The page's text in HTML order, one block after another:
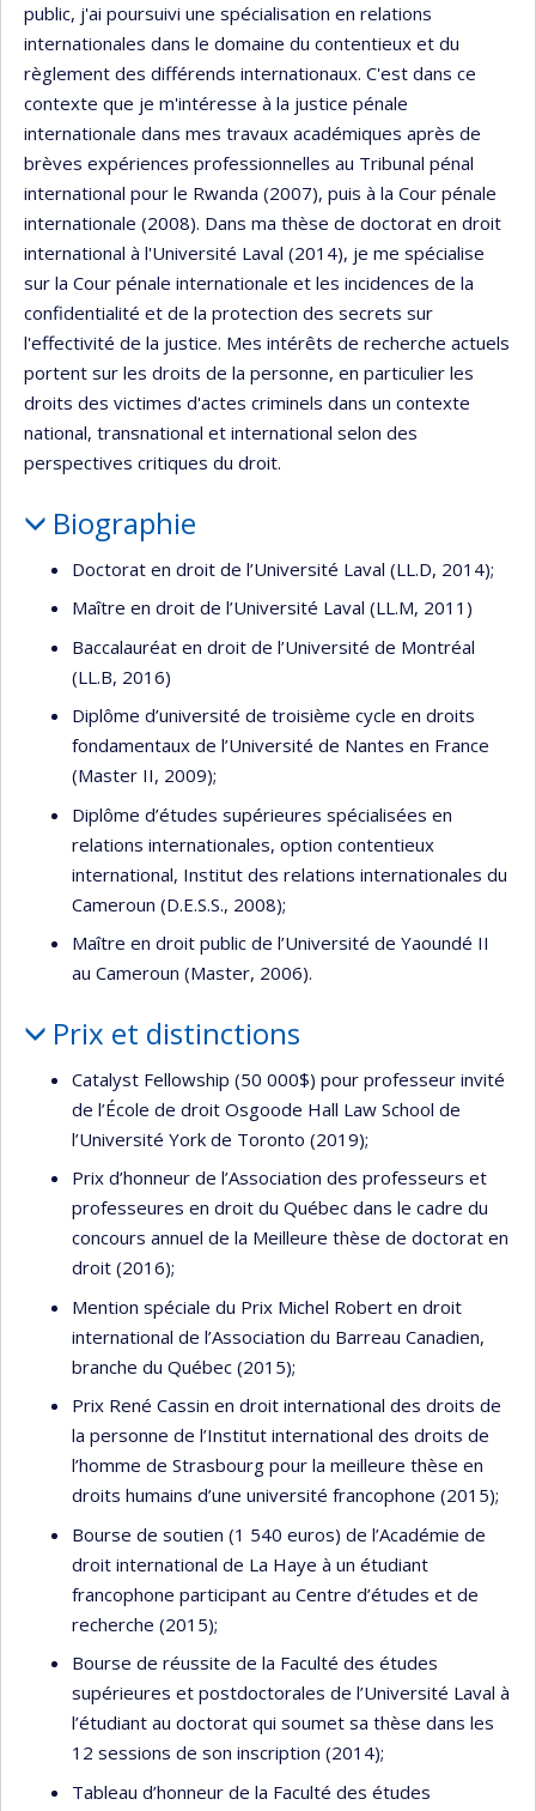
public, j'ai poursuivi une spécialisation en relations
internationales dans le domaine du contentieux et du
règlement des différends internationaux. C'est dans ce
contexte que je m'intéresse à la justice pénale
internationale dans mes travaux académiques après de
brèves expériences professionnelles au Tribunal pénal
international pour le Rwanda (2007), puis à la Cour pénale
internationale (2008). Dans ma thèse de doctorat en droit
international à l'Université Laval (2014), je me spécialise
sur la Cour pénale internationale et les incidences de la
confidentialité et de la protection des secrets sur
l'effectivité de la justice. Mes intérêts de recherche actuels
portent sur les droits de la personne, en particulier les
droits des victimes d'actes criminels dans un contexte
national, transnational et international selon des
perspectives critiques du droit.
Biographie
Doctorat en droit de l’Université Laval (LL.D, 2014);
Maître en droit de l’Université Laval (LL.M, 2011)
Baccalauréat en droit de l’Université de Montréal
(LL.B, 2016)
Diplôme d’université de troisième cycle en droits
fondamentaux de l’Université de Nantes en France
(Master II, 2009);
Diplôme d’études supérieures spécialisées en
relations internationales, option contentieux
international, Institut des relations internationales du
Cameroun (D.E.S.S., 2008);
Maître en droit public de l’Université de Yaoundé II
au Cameroun (Master, 2006).
Prix et distinctions
Catalyst Fellowship (50 000$) pour professeur invité
de l’École de droit Osgoode Hall Law School de
l’Université York de Toronto (2019);
Prix d’honneur de l’Association des professeurs et
professeures en droit du Québec dans le cadre du
concours annuel de la Meilleure thèse de doctorat en
droit (2016);
Mention spéciale du Prix Michel Robert en droit
international de l’Association du Barreau Canadien,
branche du Québec (2015);
Prix René Cassin en droit international des droits de
la personne de l’Institut international des droits de
l’homme de Strasbourg pour la meilleure thèse en
droits humains d’une université francophone (2015);
Bourse de soutien (1 540 euros) de l’Académie de
droit international de La Haye à un étudiant
francophone participant au Centre d’études et de
recherche (2015);
Bourse de réussite de la Faculté des études
supérieures et postdoctorales de l’Université Laval à
l’étudiant au doctorat qui soumet sa thèse dans les
12 sessions de son inscription (2014);
Tableau d’honneur de la Faculté des études